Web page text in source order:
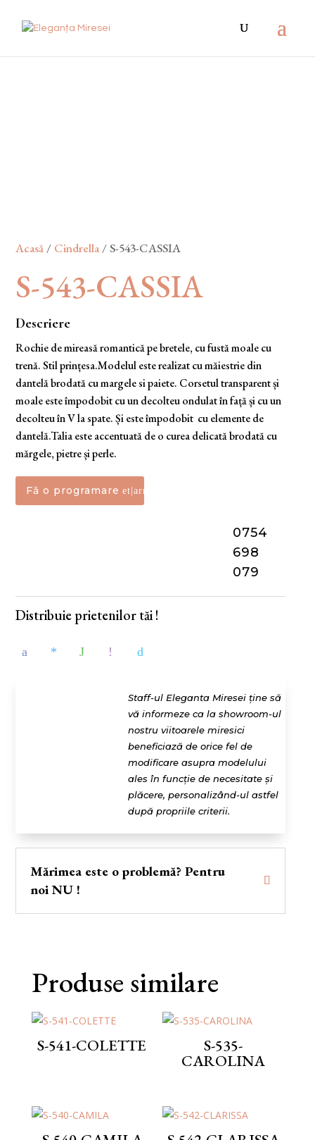
Acasă / Cindrella / S-543-CASSIA
S-543-CASSIA
Descriere
Rochie de mireasă romantică pe bretele, cu fustă moale cu
trenă. Stil prințesa.Modelul este realizat cu măiestrie din
dantelă brodată cu margele si paiete. Corsetul transparent și
moale este împodobit cu un decolteu ondulat în față și cu un
decolteu în V la spate. Și este împodobit cu elemente de
dantelă.Talia este accentuată de o curea delicată brodată cu
mărgele, pietre și perle.
Fă o programare
0754
698
079
Distribuie prietenilor tăi !
Staff-ul Eleganta Miresei ține să
vă informeze ca la showroom-ul
nostru viitoarele miresici
beneficiază de orice fel de
modificare asupra modelului
ales în funcție de necesitate și
plăcere, personalizând-ul astfel
după propriile criterii.
Mărimea este o problemă? Pentru
noi NU !
Produse similare
S-541-COLETTE S-535-
CAROLINA